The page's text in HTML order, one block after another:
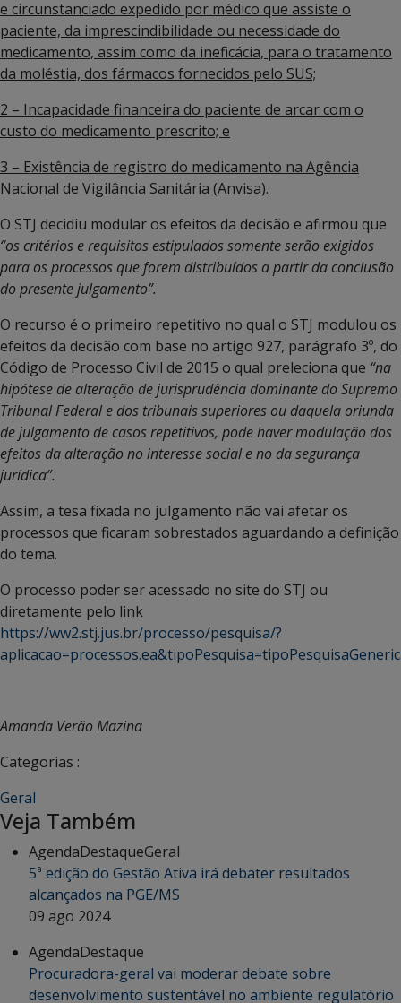
e circunstanciado expedido por médico que assiste o
paciente, da imprescindibilidade ou necessidade do
medicamento, assim como da ineficácia, para o tratamento
da moléstia, dos fármacos fornecidos pelo SUS;
2 – Incapacidade financeira do paciente de arcar com o
custo do medicamento prescrito; e
3 – Existência de registro do medicamento na Agência
Nacional de Vigilância Sanitária (Anvisa).
O STJ decidiu modular os efeitos da decisão e afirmou que
“os critérios e requisitos estipulados somente serão exigidos
para os processos que forem distribuídos a partir da conclusão
do presente julgamento”.
O recurso é o primeiro repetitivo no qual o STJ modulou os
efeitos da decisão com base no artigo 927, parágrafo 3º, do
Código de Processo Civil de 2015 o qual preleciona que “na
hipótese de alteração de jurisprudência dominante do Supremo
Tribunal Federal e dos tribunais superiores ou daquela oriunda
de julgamento de casos repetitivos, pode haver modulação dos
efeitos da alteração no interesse social e no da segurança
jurídica”.
Assim, a tesa fixada no julgamento não vai afetar os
processos que ficaram sobrestados aguardando a definição
do tema.
O processo poder ser acessado no site do STJ ou
diretamente pelo link
https://ww2.stj.jus.br/processo/pesquisa/?
Amanda Verão Mazina
Categorias :
Geral
Veja Também
AgendaDestaqueGeral
5ª edição do Gestão Ativa irá debater resultados
alcançados na PGE/MS
09 ago 2024
AgendaDestaque
Procuradora-geral vai moderar debate sobre
desenvolvimento sustentável no ambiente regulatório